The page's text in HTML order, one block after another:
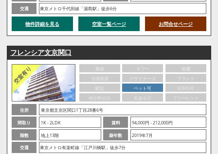
交通
東京メトロ千代田線「湯島駅」徒歩6分
物件詳細を見る 空室一覧ページ お問合せページ
フレンシア文京関口
新築 タワー
低層
分譲賃貸
デザイナーズ
ブランド
駅近
ペット可
SOHO可
仲介料ゼロ
礼金ゼロ
フリーレント
住所
東京都文京区関口1丁目28番6号
間取り
1K - 2LDK 賃料
94,000円 - 212,000円
階数
地上13階 築年数
2019年7月
交通
東京メトロ有楽町線「江戸川橋駅」徒歩7分